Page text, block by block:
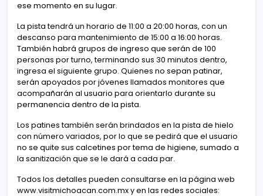
ese momento en su lugar.
La pista tendrá un horario de 11:00 a 20:00 horas, con un
descanso para mantenimiento de 15:00 a 16:00 horas.
También habrá grupos de ingreso que serán de 100
personas por turno, terminando sus 30 minutos dentro,
ingresa el siguiente grupo. Quienes no sepan patinar,
serán apoyados por jóvenes llamados monitores que
acompañarán al usuario para orientarlo durante su
permanencia dentro de la pista.
Los patines también serán brindados en la pista de hielo
con número variados, por lo que se pedirá que el usuario
no se quite sus calcetines por tema de higiene, sumado a
la sanitización que se le dará a cada par.
Todos los detalles pueden consultarse en la página web
www.visitmichoacan.com.mx y en las redes sociales: